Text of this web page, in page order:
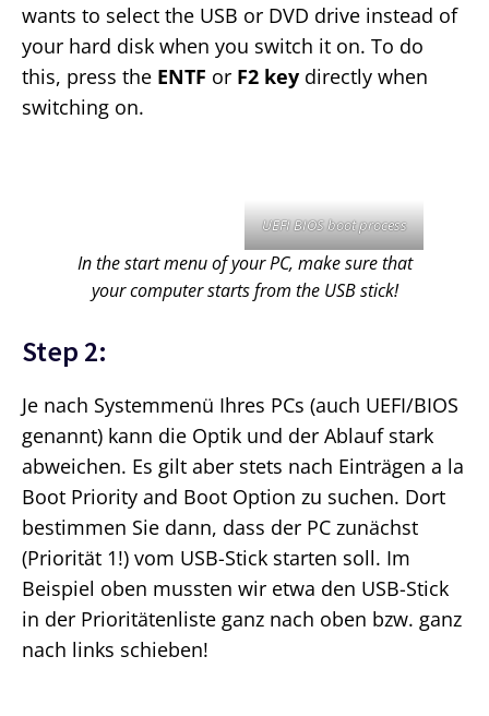
wants to select the USB or DVD drive instead of
your hard disk when you switch it on. To do
this, press the ENTF or F2 key directly when
switching on.
UEFI BIOS boot process
In the start menu of your PC, make sure that
your computer starts from the USB stick!
Step 2:
Je nach Systemmenü Ihres PCs (auch UEFI/BIOS
genannt) kann die Optik und der Ablauf stark
abweichen. Es gilt aber stets nach Einträgen a la
Boot Priority and Boot Option zu suchen. Dort
bestimmen Sie dann, dass der PC zunächst
(Priorität 1!) vom USB-Stick starten soll. Im
Beispiel oben mussten wir etwa den USB-Stick
in der Prioritätenliste ganz nach oben bzw. ganz
nach links schieben!